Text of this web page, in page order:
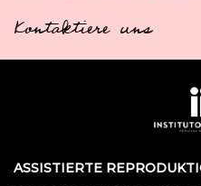
Kontaktiere uns
ASSISTIERTE